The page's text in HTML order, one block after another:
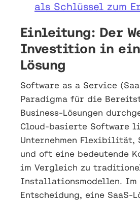
als Schlüssel zum
Einleitung: Der
Investition in
Lösung
Software as a Service
Paradigma für die
Business-Lösungen
Cloud-basierte Software
Unternehmen Flexibilität,
und oft eine bedeutende
im Vergleich zu
Installationsmodellen. Im
Entscheidung, eine SaaS-